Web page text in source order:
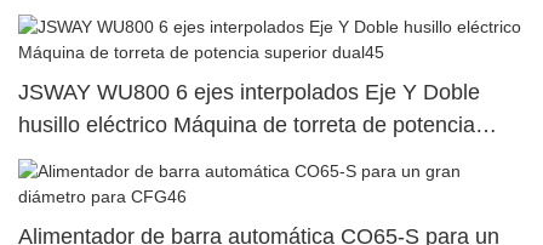
SY500/S500/SY300/S30026
JSWAY WU800 6 ejes interpolados Eje Y Doble
husillo eléctrico Máquina de torreta de potencia
superior dual45
Alimentador de barra automática CO65-S para un